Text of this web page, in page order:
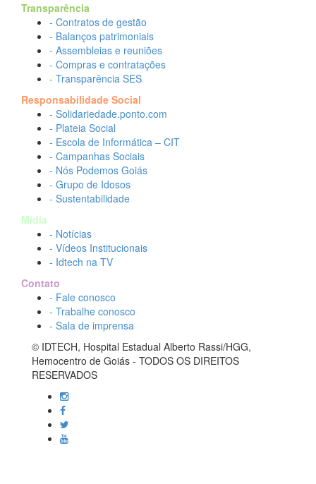
Transparência
- Contratos de gestão
- Balanços patrimoniais
- Assembleias e reuniões
- Compras e contratações
- Transparência SES
Responsabilidade Social
- Solidariedade.ponto.com
- Plateia Social
- Escola de Informática – CIT
- Campanhas Sociais
- Nós Podemos Goiás
- Grupo de Idosos
- Sustentabilidade
Mídia
- Notícias
- Vídeos Institucionais
- Idtech na TV
Contato
- Fale conosco
- Trabalhe conosco
- Sala de imprensa
© IDTECH, Hospital Estadual Alberto Rassi/HGG,
Hemocentro de Goiás - TODOS OS DIREITOS
RESERVADOS